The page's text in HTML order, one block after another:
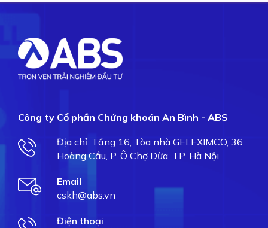
Công ty Cổ phần Chứng khoán An Bình - ABS
Địa chỉ: Tầng 16, Tòa nhà GELEXIMCO, 36
Hoàng Cầu, P. Ô Chợ Dừa, TP. Hà Nội
Email
cskh@abs.vn
Điện thoại